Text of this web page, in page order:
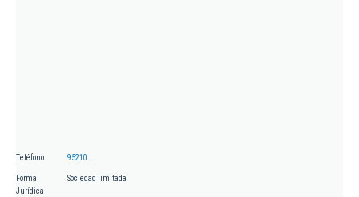
Teléfono 95210...
Forma
Jurídica
Sociedad limitada